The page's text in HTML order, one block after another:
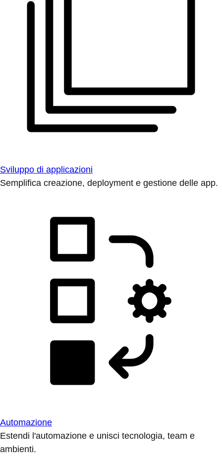
Sviluppo di applicazioni
Semplifica creazione, deployment e gestione delle app.
Automazione
Estendi l'automazione e unisci tecnologia, team e
ambienti.